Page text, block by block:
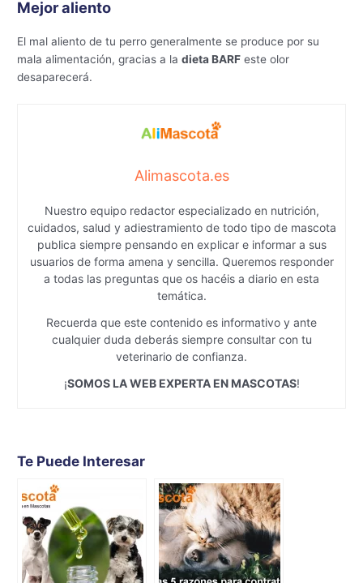
Mejor aliento
El mal aliento de tu perro generalmente se produce por su
mala alimentación, gracias a ladieta BARF este olor
desaparecerá.
Alimascota.es
Nuestro equipo redactor especializado en nutrición,
cuidados, salud y adiestramiento de todo tipo de mascota
publica siempre pensando en explicar e informar a sus
usuarios de forma amena y sencilla. Queremos responder
a todas las preguntas que os hacéis a diario en esta
temática.
Recuerda que este contenido es informativo y ante
cualquier duda deberás siempre consultar con tu
veterinario de confianza.
¡SOMOS LA WEB EXPERTA EN MASCOTAS!
Te Puede Interesar